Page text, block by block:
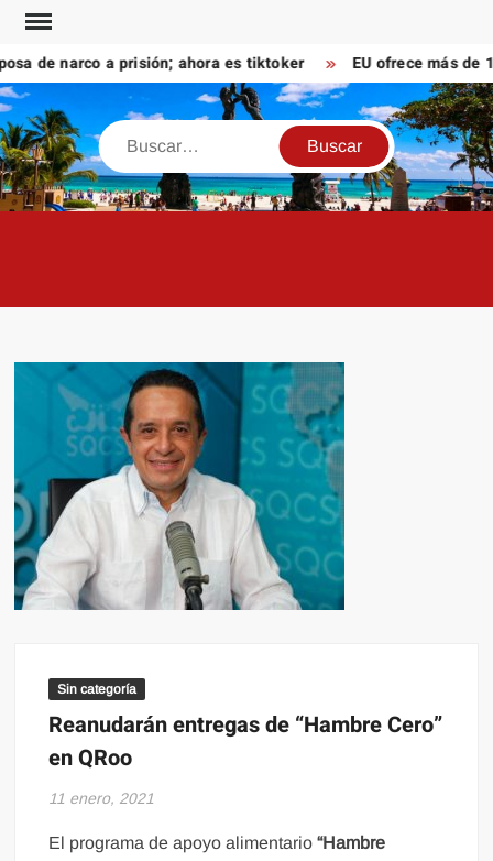
Saltar
contenido
de narco a prisión; ahora es tiktoker EU ofrece más de
Buscar
Sin categoría
Reanudarán entregas de “Hambre Cero”
en QRoo
11 enero, 2021
El programa de apoyo alimentario “Hambre